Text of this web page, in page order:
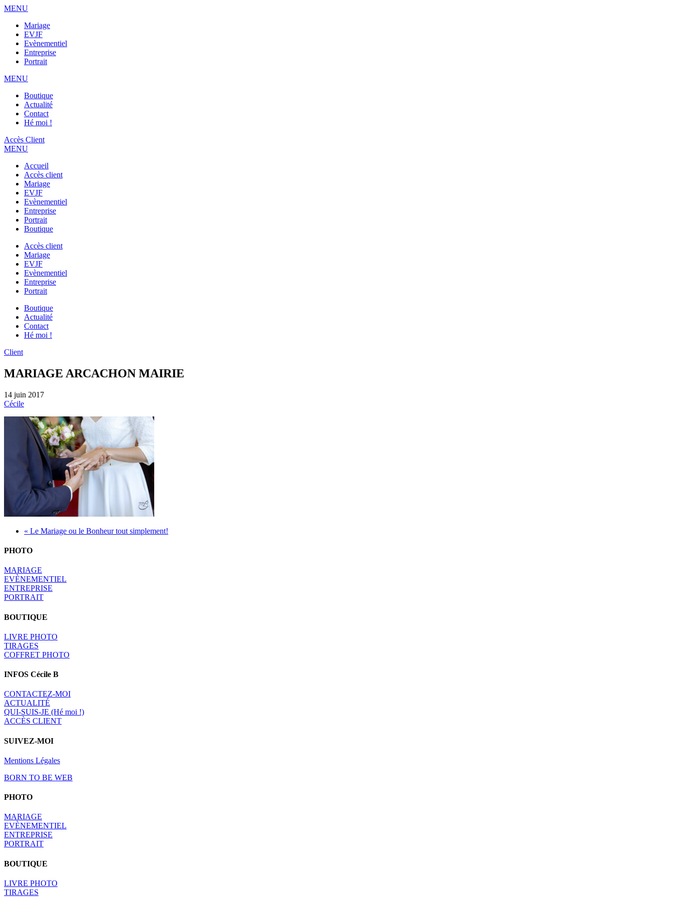
MENU
Mariage
EVJF
Evènementiel
Entreprise
Portrait
MENU
Boutique
Actualité
Contact
Hé moi !
Accès Client
MENU
Accueil
Accès client
Mariage
EVJF
Evènementiel
Entreprise
Portrait
Boutique
Accès client
Mariage
EVJF
Evènementiel
Entreprise
Portrait
Boutique
Actualité
Contact
Hé moi !
Client
MARIAGE ARCACHON MAIRIE
14 juin 2017
Cécile
« Le Mariage ou le Bonheur tout simplement!
PHOTO
MARIAGE
EVÈNEMENTIEL
ENTREPRISE
PORTRAIT
BOUTIQUE
LIVRE PHOTO
TIRAGES
COFFRET PHOTO
INFOS Cécile B
CONTACTEZ-MOI
ACTUALITÉ
QUI-SUIS-JE (Hé moi !)
ACCÈS CLIENT
SUIVEZ-MOI
Mentions Légales
BORN TO BE WEB
PHOTO
MARIAGE
EVÈNEMENTIEL
ENTREPRISE
PORTRAIT
BOUTIQUE
LIVRE PHOTO
TIRAGES